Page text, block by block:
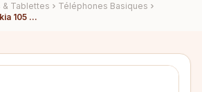
Tablettes
Téléphones Basiques
Téléphone Portable Nokia 105 Noir